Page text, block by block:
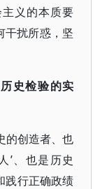
义的本质要
干扰所惑，坚
史检验的实
的创造者、也
’、也是历史
践行正确政绩